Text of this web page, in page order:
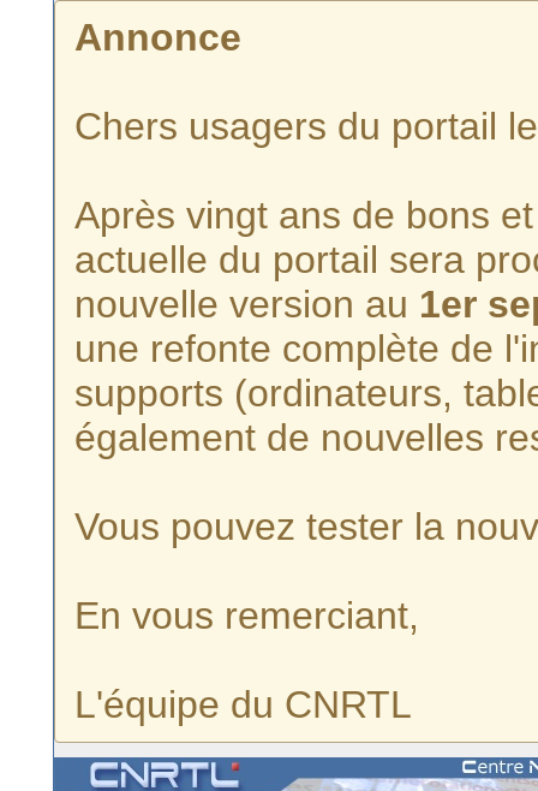
Annonce
Chers usagers du portail
Après vingt ans de bons
actuelle du portail sera
nouvelle version au 1er
une refonte complète de
supports (ordinateurs,
également de nouvelles
Vous pouvez tester la
En vous remerciant,
L'équipe du CNRTL